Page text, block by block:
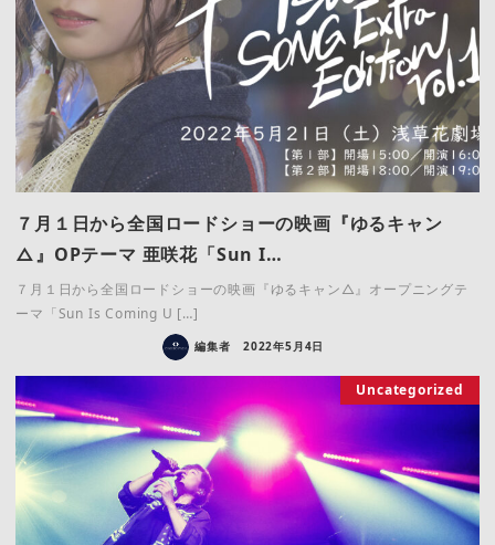
７月１日から全国ロードショーの映画『ゆるキャン
△』OPテーマ 亜咲花「Sun I…
７月１日から全国ロードショーの映画『ゆるキャン△』オープニングテ
ーマ「Sun Is Coming U […]
編集者 2022年5月4日
Uncategorized